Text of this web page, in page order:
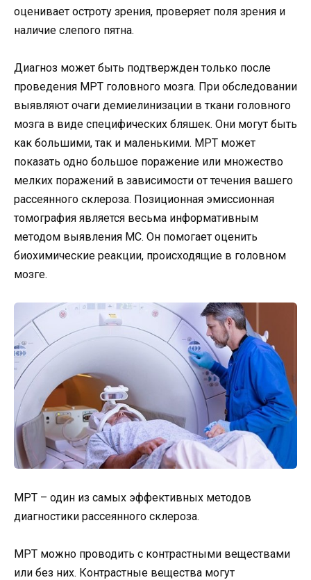
оценивает остроту зрения, проверяет поля зрения и
наличие слепого пятна.
Диагноз может быть подтвержден только после
проведения МРТ головного мозга. При обследовании
выявляют очаги демиелинизации в ткани головного
мозга в виде специфических бляшек. Они могут быть
как большими, так и маленькими. МРТ может
показать одно большое поражение или множество
мелких поражений в зависимости от течения вашего
рассеянного склероза. Позиционная эмиссионная
томография является весьма информативным
методом выявления МС. Он помогает оценить
биохимические реакции, происходящие в головном
мозге.
МРТ – один из самых эффективных методов
диагностики рассеянного склероза.
МРТ можно проводить с контрастными веществами
или без них. Контрастные вещества могут